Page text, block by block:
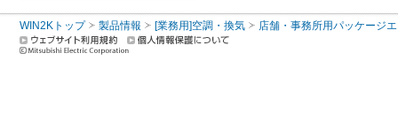
WIN2Kトップ 製品情報 [業務用]空調・換気 店舗・事務所用パッケージ